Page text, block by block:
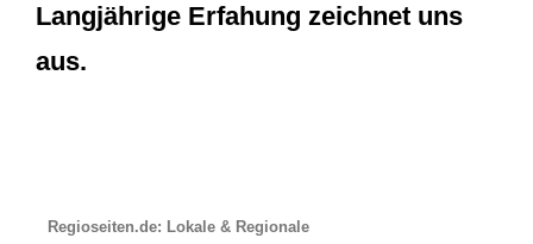
Langjährige Erfahung zeichnet uns
aus.
Regioseiten.de: Lokale & Regionale